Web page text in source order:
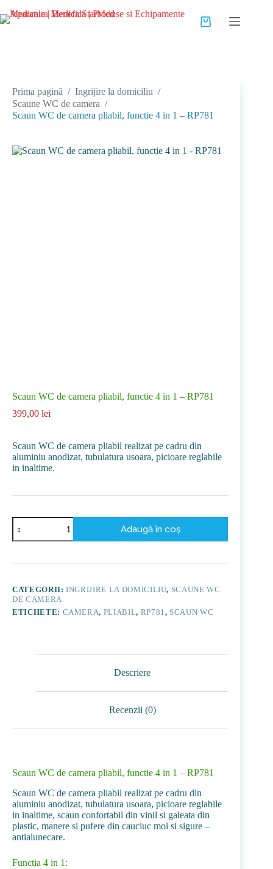
la
conținut
Coș
Prima pagină / Ingrijire la domiciliu /
Scaune WC de camera /
Scaun WC de camera pliabil, functie 4 in 1 – RP781
Scaun WC de camera pliabil, functie 4 in 1 – RP781
399,00 lei
Scaun WC de camera pliabil realizat pe cadru din
aluminiu anodizat, tubulatura usoara, picioare reglabile
in inaltime.
Cantitate
Scaun
WC
camera
4
in
1
Adaugă în coș
CATEGORII:INGRIJIRE LA DOMICILIU, SCAUNE WC
DE CAMERA
ETICHETE: CAMERA, PLIABIL, RP781, SCAUN WC
Descriere
Recenzii (0)
Scaun WC de camera pliabil, functie 4 in 1 – RP781
Scaun WC de camera pliabil realizat pe cadru din
aluminiu anodizat, tubulatura usoara, picioare reglabile
in inaltime, scaun confortabil din vinil si galeata din
plastic, manere si pufere din cauciuc moi si sigure –
antialunecare.
Functia 4 in 1: